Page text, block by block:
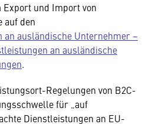
und Import von
auf den
an ausländische Unternehmer –
an ausländische
.
Regelungen von B2C-
für „auf
Dienstleistungen an EU-